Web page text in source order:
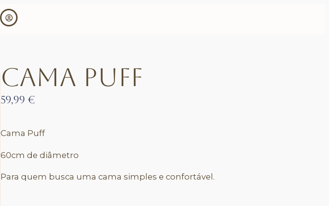
Cama Puff
59,99 €
Cama Puff
60cm de diâmetro
Para quem busca uma cama simples e confortável.